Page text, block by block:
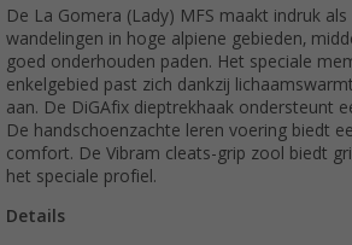
De La Gomera (Lady) MFS maakt indruk
wandelingen in hoge alpiene gebieden,
goed onderhouden paden. Het speciale
enkelgebied past zich dankzij
aan. De DiGAfix dieptrekhaak ondersteunt
De handschoenzachte leren voering biedt
comfort. De Vibram cleats-grip zool biedt
het speciale profiel.
Details